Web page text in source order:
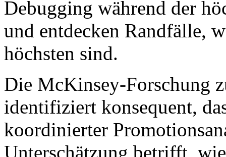
Debugging während der
und entdecken Randfälle,
höchsten sind.
Die McKinsey-Forschung
identifiziert konsequent,
koordinierter
Unterschätzung betrifft,